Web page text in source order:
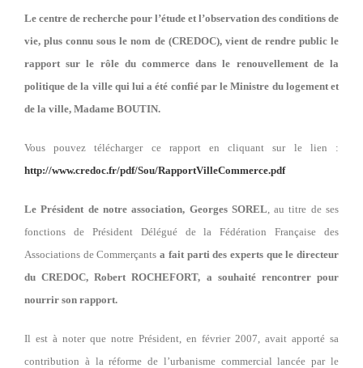
Le centre de recherche pour l’étude et l’observation des conditions de
vie, plus connu sous le nom de (CREDOC), vient de rendre public le
rapport sur le rôle du commerce dans le renouvellement de la
politique de la ville qui lui a été confié par le Ministre du logement et
de la ville, Madame BOUTIN.
Vous pouvez télécharger ce rapport en cliquant sur le lien :
http://www.credoc.fr/pdf/Sou/RapportVilleCommerce.pdf
Le Président de notre association, Georges SOREL, au titre de ses
fonctions de Président Délégué de la Fédération Française des
Associations de Commerçantsa fait parti des experts que le directeur
du CREDOC, Robert ROCHEFORT, a souhaité rencontrer pour
nourrir son rapport.
Il est à noter que notre Président, en février 2007, avait apporté sa
contribution à la réforme de l’urbanisme commercial lancée par le